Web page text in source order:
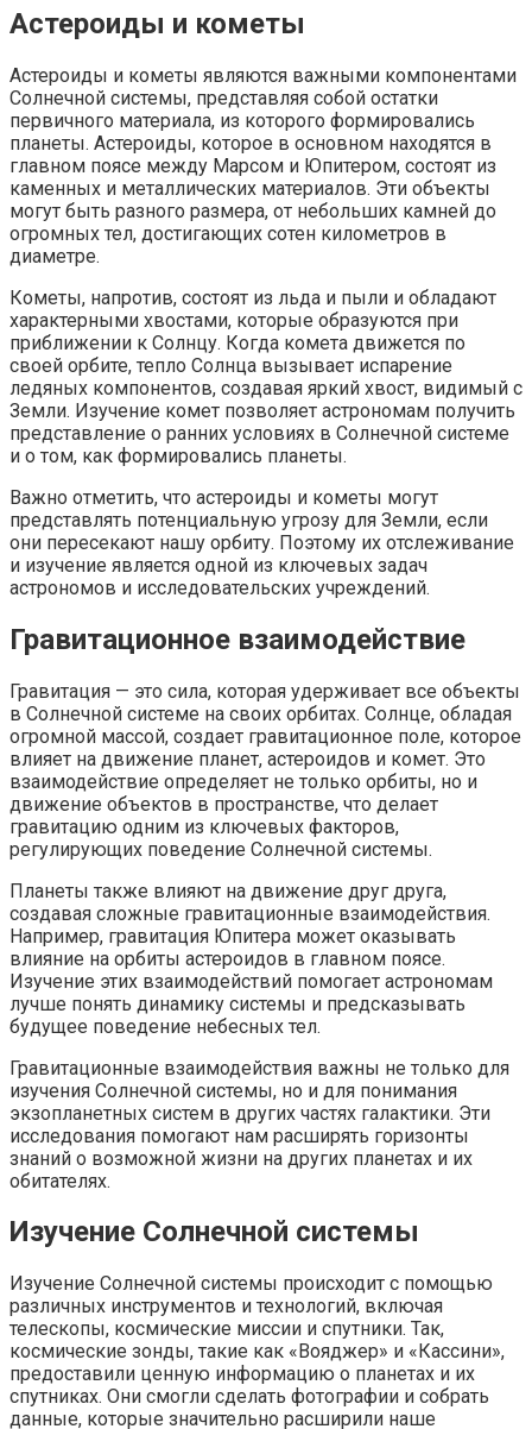
Астероиды и кометы
Астероиды и кометы являются важными компонентами
Солнечной системы, представляя собой остатки
первичного материала, из которого формировались
планеты. Астероиды, которое в основном находятся в
главном поясе между Марсом и Юпитером, состоят из
каменных и металлических материалов. Эти объекты
могут быть разного размера, от небольших камней до
огромных тел, достигающих сотен километров в
диаметре.
Кометы, напротив, состоят из льда и пыли и обладают
характерными хвостами, которые образуются при
приближении к Солнцу. Когда комета движется по
своей орбите, тепло Солнца вызывает испарение
ледяных компонентов, создавая яркий хвост, видимый с
Земли. Изучение комет позволяет астрономам получить
представление о ранних условиях в Солнечной системе
и о том, как формировались планеты.
Важно отметить, что астероиды и кометы могут
представлять потенциальную угрозу для Земли, если
они пересекают нашу орбиту. Поэтому их отслеживание
и изучение является одной из ключевых задач
астрономов и исследовательских учреждений.
Гравитационное взаимодействие
Гравитация — это сила, которая удерживает все объекты
в Солнечной системе на своих орбитах. Солнце, обладая
огромной массой, создает гравитационное поле, которое
влияет на движение планет, астероидов и комет. Это
взаимодействие определяет не только орбиты, но и
движение объектов в пространстве, что делает
гравитацию одним из ключевых факторов,
регулирующих поведение Солнечной системы.
Планеты также влияют на движение друг друга,
создавая сложные гравитационные взаимодействия.
Например, гравитация Юпитера может оказывать
влияние на орбиты астероидов в главном поясе.
Изучение этих взаимодействий помогает астрономам
лучше понять динамику системы и предсказывать
будущее поведение небесных тел.
Гравитационные взаимодействия важны не только для
изучения Солнечной системы, но и для понимания
экзопланетных систем в других частях галактики. Эти
исследования помогают нам расширять горизонты
знаний о возможной жизни на других планетах и их
обитателях.
Изучение Солнечной системы
Изучение Солнечной системы происходит с помощью
различных инструментов и технологий, включая
телескопы, космические миссии и спутники. Так,
космические зонды, такие как «Вояджер» и «Кассини»,
предоставили ценную информацию о планетах и их
спутниках. Они смогли сделать фотографии и собрать
данные, которые значительно расширили наше